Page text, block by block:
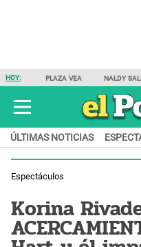
HOY: PLAZA VEA NALDY
ÚLTIMAS NOTICIAS
Espectáculos
Korina